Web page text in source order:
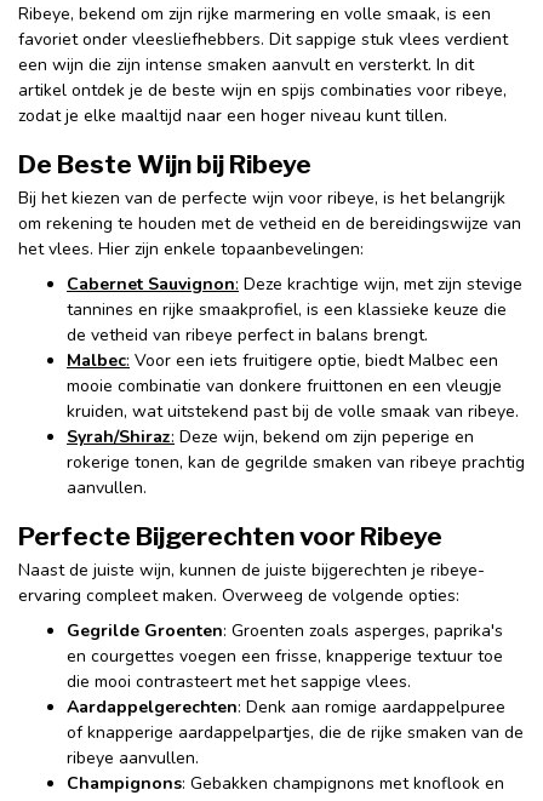
Ribeye, bekend om zijn rijke marmering en volle smaak, is een
favoriet onder vleesliefhebbers. Dit sappige stuk vlees verdient
een wijn die zijn intense smaken aanvult en versterkt. In dit
artikel ontdek je de beste wijn en spijs combinaties voor ribeye,
zodat je elke maaltijd naar een hoger niveau kunt tillen.
De Beste Wijn bij Ribeye
Bij het kiezen van de perfecte wijn voor ribeye, is het belangrijk
om rekening te houden met de vetheid en de bereidingswijze van
het vlees. Hier zijn enkele topaanbevelingen:
Cabernet Sauvignon: Deze krachtige wijn, met zijn stevige
tannines en rijke smaakprofiel, is een klassieke keuze die
de vetheid van ribeye perfect in balans brengt.
Malbec: Voor een iets fruitigere optie, biedt Malbec een
mooie combinatie van donkere fruittonen en een vleugje
kruiden, wat uitstekend past bij de volle smaak van ribeye.
Syrah/Shiraz: Deze wijn, bekend om zijn peperige en
rokerige tonen, kan de gegrilde smaken van ribeye prachtig
aanvullen.
Perfecte Bijgerechten voor Ribeye
Naast de juiste wijn, kunnen de juiste bijgerechten je ribeye-
ervaring compleet maken. Overweeg de volgende opties:
Gegrilde Groenten: Groenten zoals asperges, paprika's
en courgettes voegen een frisse, knapperige textuur toe
die mooi contrasteert met het sappige vlees.
Aardappelgerechten: Denk aan romige aardappelpuree
of knapperige aardappelpartjes, die de rijke smaken van de
ribeye aanvullen.
Champignons: Gebakken champignons met knoflook en